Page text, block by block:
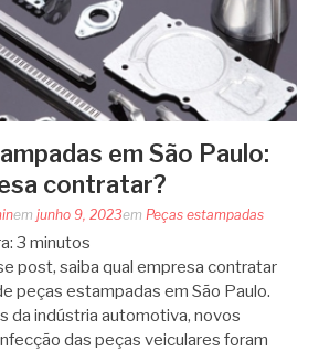
em São Paulo:
contratar?
em junho 9, 2023em Peças estampadas
3 minutos
post, saiba qual empresa contratar
peças estampadas em São Paulo.
da indústria automotiva, novos
das peças veiculares foram